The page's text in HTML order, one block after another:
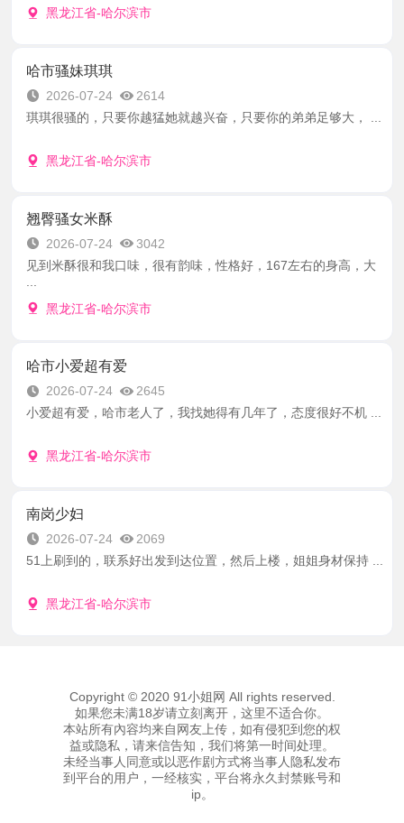
黑龙江省-哈尔滨市
哈市骚妹琪琪
2026-07-24
2614
琪琪很骚的，只要你越猛她就越兴奋，只要你的弟弟足够大， ...
黑龙江省-哈尔滨市
翘臀骚女米酥
2026-07-24
3042
见到米酥很和我口味，很有韵味，性格好，167左右的身高，大
黑龙江省-哈尔滨市
哈市小爱超有爱
2026-07-24
2645
小爱超有爱，哈市老人了，我找她得有几年了，态度很好不机 ...
黑龙江省-哈尔滨市
南岗少妇
2026-07-24
2069
51上刷到的，联系好出发到达位置，然后上楼，姐姐身材保持 ...
黑龙江省-哈尔滨市
Copyright © 2020 91小姐网 All rights reserved.
如果您未满18岁请立刻离开，这里不适合你。
本站所有內容均来自网友上传，如有侵犯到您的权
益或隐私，请来信告知，我们将第一时间处理。
未经当事人同意或以恶作剧方式将当事人隐私发布
到平台的用户，一经核实，平台将永久封禁账号和
ip。